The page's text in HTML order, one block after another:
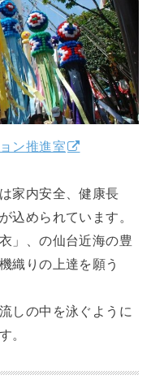
ン推進室
家内安全、健康長
込められています。
」、の仙台近海の豊
織りの上達を願う
しの中を泳ぐように
。